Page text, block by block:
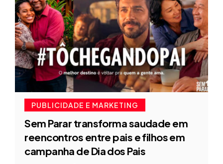
PUBLICIDADE E MARKETING
Sem Parar transforma saudade em
reencontros entre pais e filhos em
campanha de Dia dos Pais